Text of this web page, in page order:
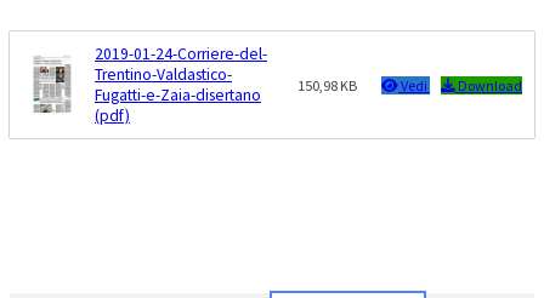
2019-01-24-Corriere-del-
Trentino-Valdastico-
Fugatti-e-Zaia-disertano
(pdf)
150,98 KB Vedi Download